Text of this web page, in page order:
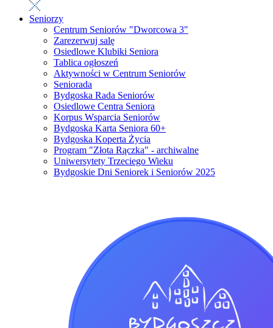
Seniorzy
Centrum Seniorów "Dworcowa 3"
Zarezerwuj salę
Osiedlowe Klubiki Seniora
Tablica ogłoszeń
Aktywności w Centrum Seniorów
Seniorada
Bydgoska Rada Seniorów
Osiedlowe Centra Seniora
Korpus Wsparcia Seniorów
Bydgoska Karta Seniora 60+
Bydgoska Koperta Życia
Program "Złota Rączka" - archiwalne
Uniwersytety Trzeciego Wieku
Bydgoskie Dni Seniorek i Seniorów 2025